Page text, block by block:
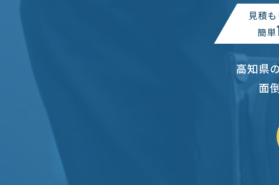
見積
簡単
高知県
面